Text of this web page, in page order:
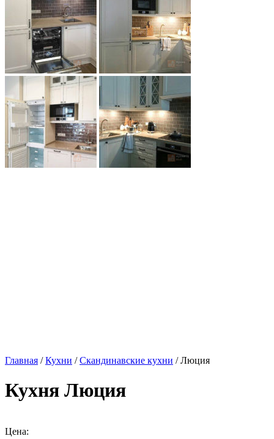
Главная /Кухни /Скандинавские кухни / Люция
Кухня Люция
Цена: